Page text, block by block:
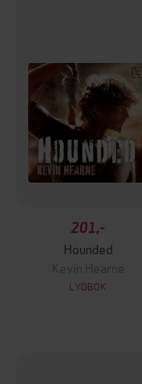
201,-
Hounded
Kevin Hearne
LYDBOK